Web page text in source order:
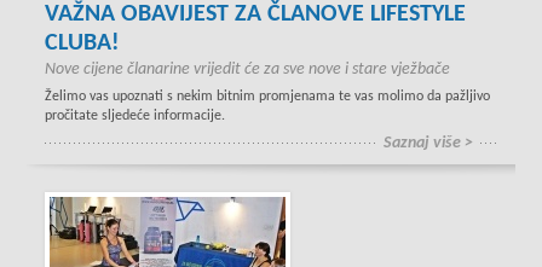
VAŽNA OBAVIJEST ZA ČLANOVE LIFESTYLE
CLUBA!
Nove cijene članarine vrijedit će za sve nove i stare vježbače
Želimo vas upoznati s nekim bitnim promjenama te vas molimo da pažljivo
pročitate sljedeće informacije.
Saznaj više >